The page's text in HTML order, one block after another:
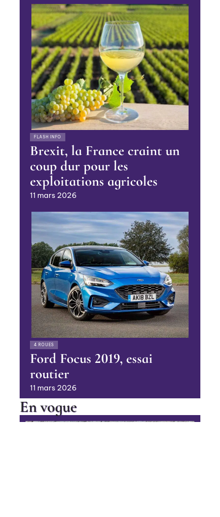
FLASH INFO
Brexit, la France craint un
coup dur pour les
exploitations agricoles
11 mars 2026
4 ROUES
Ford Focus 2019, essai
routier
11 mars 2026
En vogue